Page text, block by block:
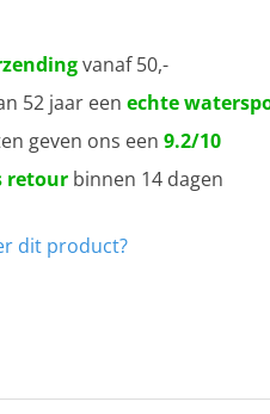
vanaf 50,-
52 jaar een echte
geven ons een 9.2/10
retourbinnen 14 dagen
dit product?